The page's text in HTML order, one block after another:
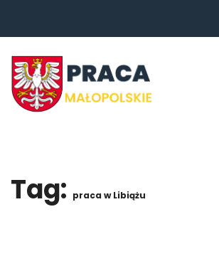
Tag: praca w Libiążu